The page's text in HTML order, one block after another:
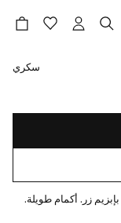
سكري
بإبزيم زر. أكمام طويلة.